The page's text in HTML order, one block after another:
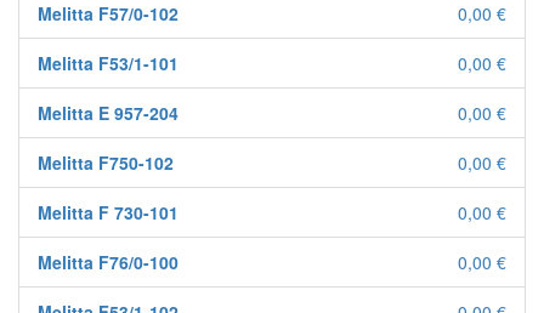
Melitta F57/0-102 0,00 €
Melitta F53/1-101 0,00 €
Melitta E 957-204 0,00 €
Melitta F750-102 0,00 €
Melitta F 730-101 0,00 €
Melitta F76/0-100 0,00 €